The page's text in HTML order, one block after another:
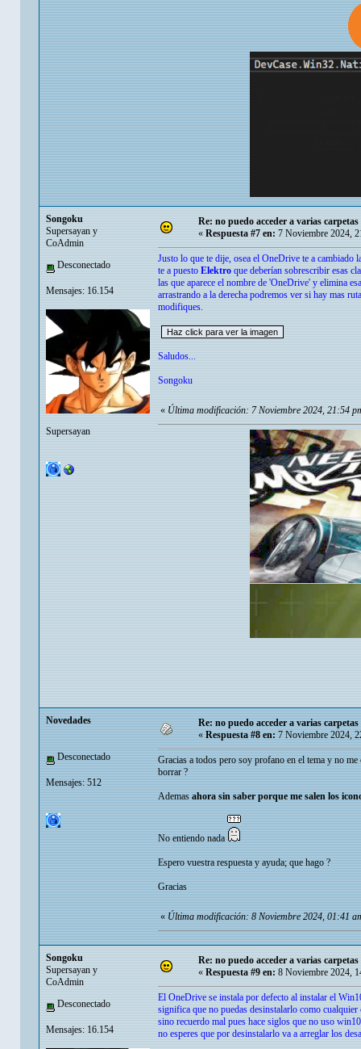
Songoku
Supersayan y
CoAdmin
Desconectado
Mensajes: 16.154
Supersayan
Re: no puedo acceder a varias carpetas
« Respuesta #7 en: 7 Noviembre 2024,
Justo lo que te dije, osea el OneDrive te a cambiado
te a puesto Elektro que deberían sobrescribir esas
las que aparece el nombre de 'OneDrive' y elimina
arrastrando a la derecha podremos ver si hay mas
modifiques.
Saludos...
Songoku
« Última modificación: 7 Noviembre 2024, 21:54
Novedades
Desconectado
Mensajes: 512
Re: no puedo acceder a varias carpetas
«Respuesta #8 en:7 Noviembre 2024,
Gracias a todos pero soy profano en el tema y no
borrar ?
Ademasahora sin saber porque me salen los
No entiendo nada
Espero vuestra respuesta y ayuda; que hago ?
Gracias
«Última modificación: 8 Noviembre 2024, 01:41
Songoku
Supersayan y
CoAdmin
Desconectado
Mensajes: 16.154
Re: no puedo acceder a varias carpetas
« Respuesta #9 en: 8 Noviembre 2024,
El OneDrive se instala por defecto al instalar el
significa que no puedas desinstalarlo como
sino recuerdo mal pues hace siglos que no uso
no esperes que por desinstalarlo va a arreglar los